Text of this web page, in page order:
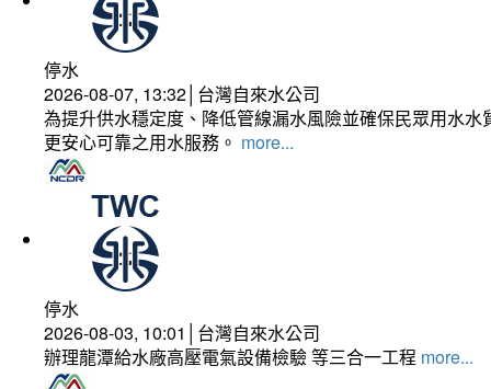
停水
2026-08-07, 13:32│台灣自來水公司
為提升供水穩定度、降低管線漏水風險並確保民眾用水
更安心可靠之用水服務。 more...
停水
2026-08-03, 10:01│台灣自來水公司
辦理龍潭給水廠高壓電氣設備檢驗 等三合一工程 more...